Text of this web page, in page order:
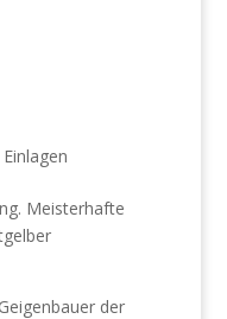
Meisterhafte
der